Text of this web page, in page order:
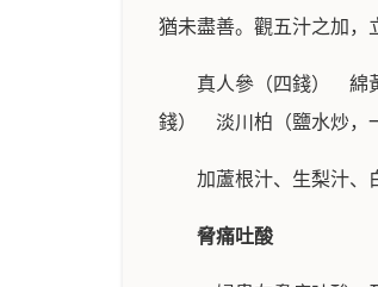
猶未盡善。觀五汁之加，
真人參（四錢） 綿
錢） 淡川柏（鹽水炒，
加蘆根汁、生梨汁、
脅痛吐酸